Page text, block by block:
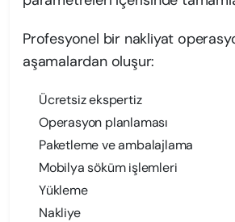
Profesyonel bir nakliyat
aşamalardan oluşur:
Ücretsiz ekspertiz
Operasyon planlaması
Paketleme ve ambalajlama
Mobilya söküm işlemleri
Yükleme
Nakliye